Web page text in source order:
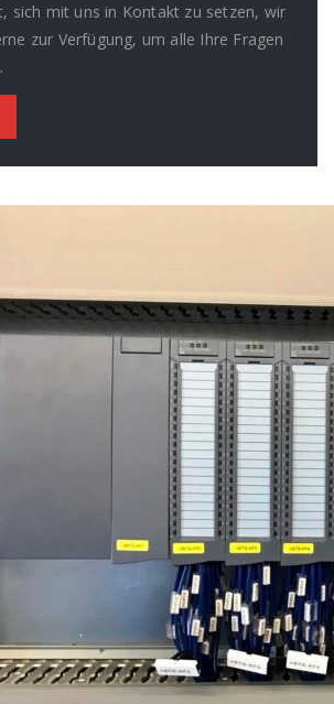
sich mit uns in Kontakt zu setzen, wir
zur Verfügung, um alle Ihre Fragen